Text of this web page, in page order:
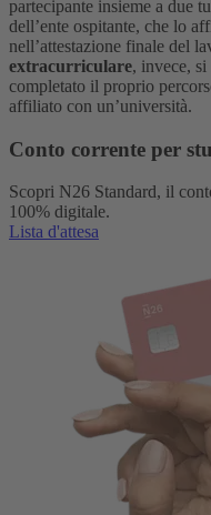
partecipante insieme a due
dell’ente ospitante, che lo
nell’attestazione finale del
extracurriculare, invece,
completato il proprio
affiliato con un’università.
Conto corrente per
Scopri N26 Standard, il
100% digitale.
Lista d'attesa